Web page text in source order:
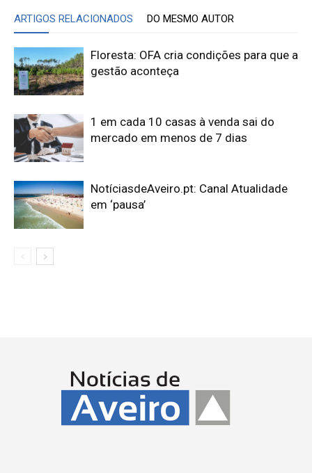
ARTIGOS RELACIONADOS DO MESMO AUTOR
Floresta: OFA cria condições para que a
gestão aconteça
1 em cada 10 casas à venda sai do
mercado em menos de 7 dias
NotíciasdeAveiro.pt: Canal Atualidade
em ‘pausa’